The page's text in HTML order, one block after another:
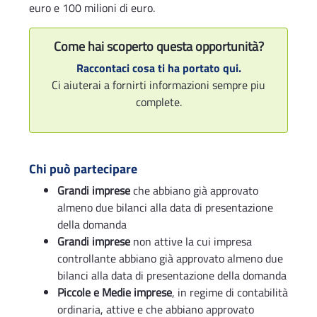
euro e 100 milioni di euro.
Come hai scoperto questa opportunità?
Raccontaci cosa ti ha portato qui.
Ci aiuterai a fornirti informazioni sempre piu
complete.
Chi può partecipare
Grandi impreseche abbiano già approvato
almeno due bilanci alla data di presentazione
della domanda
Grandi imprese non attive la cui impresa
controllante abbiano già approvato almeno due
bilanci alla data di presentazione della domanda
Piccole e Medie imprese, in regime di contabilità
ordinaria, attive e che abbiano approvato